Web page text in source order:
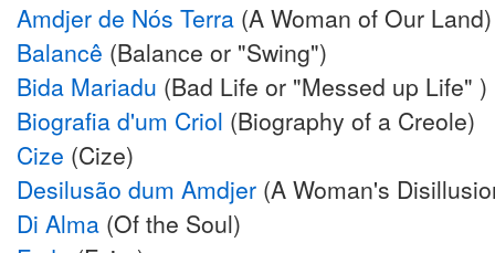
Amdjer de Nós Terra (A Woman of Our Land)
Balancê (Balance or "Swing")
Bida Mariadu (Bad Life or "Messed up Life" )
Biografia d'um Criol (Biography of a Creole)
Cize (Cize)
Desilusão dum Amdjer (A Woman's
Di Alma (Of the Soul)